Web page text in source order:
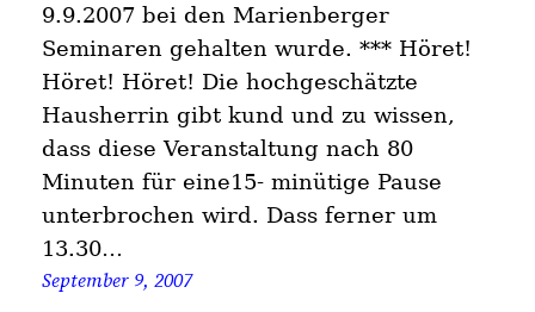
9.9.2007 bei den Marienberger
Seminaren gehalten wurde. *** Höret!
Höret! Höret! Die hochgeschätzte
Hausherrin gibt kund und zu wissen,
dass diese Veranstaltung nach 80
Minuten für eine15- minütige Pause
unterbrochen wird. Dass ferner um
13.30…
September 9, 2007